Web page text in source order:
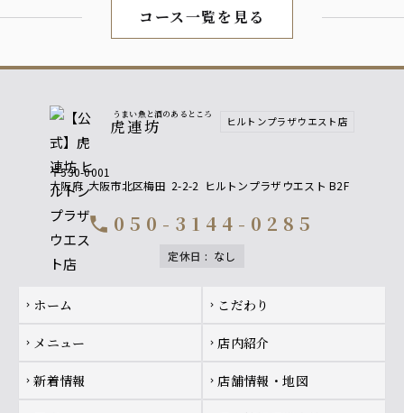
コース一覧を見る
うまい魚と酒のあるところ
虎連坊 ヒルトンプラザウエスト店
〒530-0001
大阪府 大阪市北区梅田 2-2-2 ヒルトンプラザウエスト B2F
call 050-3144-0285
定休日 : なし
Footer navigation
chevron_right ホーム chevron_right こだわり
chevron_right メニュー chevron_right 店内紹介
chevron_right 新着情報 chevron_right 店舗情報・地図